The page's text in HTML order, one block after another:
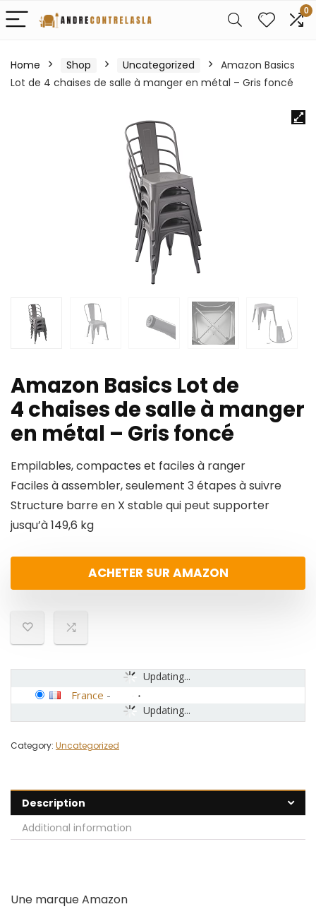
0
Home Shop Uncategorized
Amazon Basics
Lot de 4 chaises de salle à manger en métal – Gris foncé
Amazon Basics Lot de
4 chaises de salle à manger
en métal – Gris foncé
Empilables, compactes et faciles à ranger
Faciles à assembler, seulement 3 étapes à suivre
Structure barre en X stable qui peut supporter
jusqu’à 149,6 kg
ACHETER SUR AMAZON
Updating...
Updating...
France -
Category: Uncategorized
Description
Additional information
Une marque Amazon